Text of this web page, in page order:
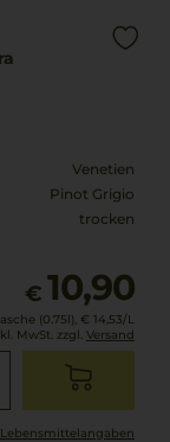
Venetien
Pinot Grigio
trocken
€ 10,90
(0.75l), € 14,53/L
MwSt. zzgl. Versand
Lebensmittel­angaben